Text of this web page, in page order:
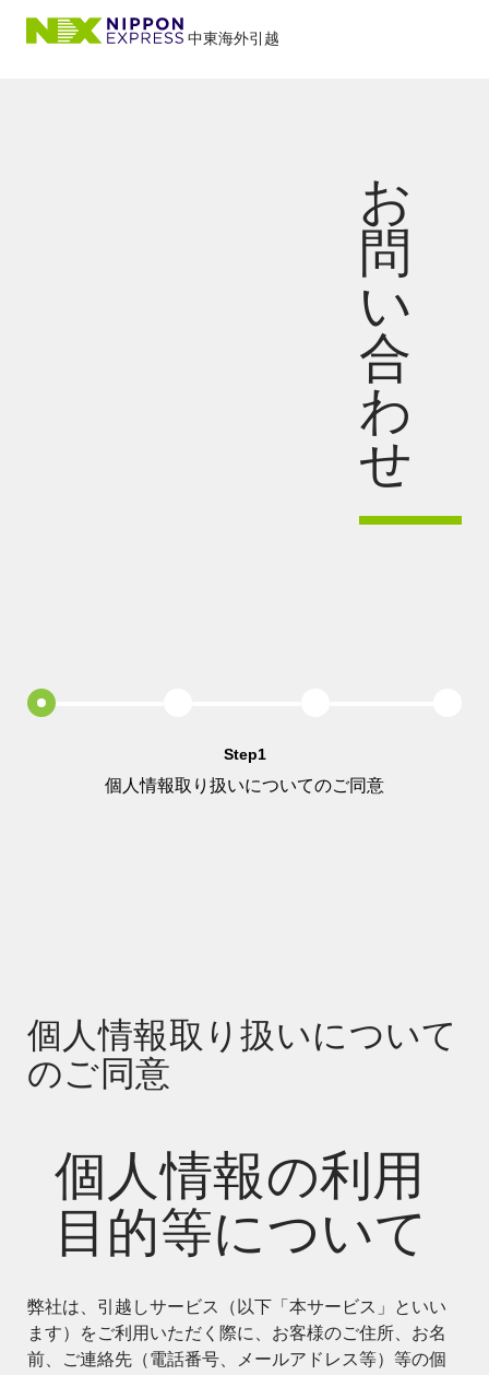
中東海外引越
お
問
い
合
わ
せ
Step1
個人情報取り扱いについてのご同意
個人情報取り扱いについて
のご同意
個人情報の利用
目的等について
弊社は、引越しサービス（以下「本サービス」といい
ます）をご利用いただく際に、お客様のご住所、お名
前、ご連絡先（電話番号、メールアドレス等）等の個